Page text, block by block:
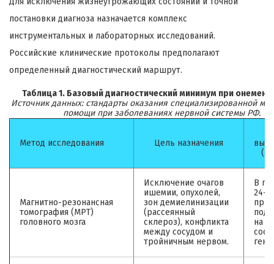
постановки диагноза назначается комплекс
инструментальных и лабораторных исследований.
Российские клинические протоколы предполагают
определенный диагностический маршрут.
Таблица 1. Базовый диагностический минимум при
Источник данных: стандарты оказания специализированной
помощи при заболеваниях нервной системы РФ.
Метод исследования Цель назначения
(в
Магнитно-резонансная
томография (МРТ)
головного мозга
Исключение очагов
ишемии, опухолей,
зон демиелинизации
(рассеянный
склероз), конфликта
между сосудом и
тройничным нервом.
В
при
на